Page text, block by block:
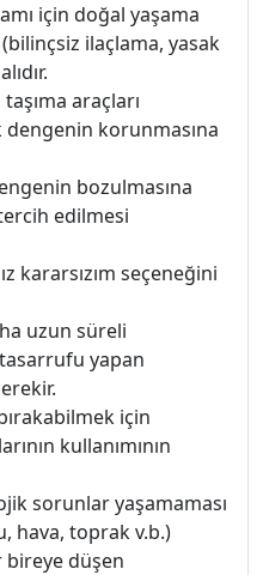
için doğal yaşama
ilaçlama, yasak
araçları
dengenin korunmasına
bozulmasına
edilmesi
kararsızım seçeneğini
uzun süreli
yapan
için
kullanımının
sorunlar yaşamaması
hava, toprak v.b.)
bireye düşen